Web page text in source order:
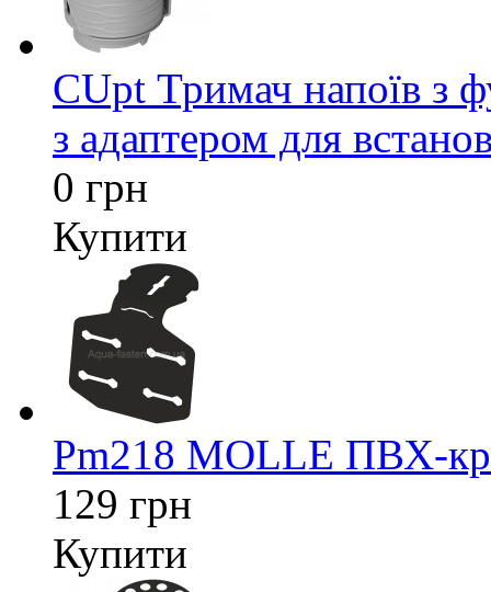
CUpt Тримач напоїв з
з адаптером для
0 грн
Купити
Pm218 MOLLE ПВХ-
129 грн
Купити